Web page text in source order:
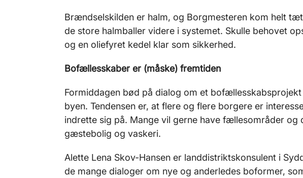
Brændselskilden er halm, og Borgmesteren kom helt
de store halmballer videre i systemet. Skulle behovet
og en oliefyret kedel klar som sikkerhed.
Bofællesskaber er (måske) fremtiden
Formiddagen bød på dialog om et
byen. Tendensen er, at flere og flere borgere er
indrette sig på. Mange vil gerne have fællesområder og
gæstebolig og vaskeri.
Alette Lena Skov-Hansen er landdistriktskonsulent i
de mange dialoger om nye og anderledes boformer,